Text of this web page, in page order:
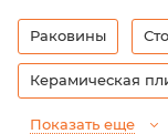
Раковины
Керамическая
Показать еще